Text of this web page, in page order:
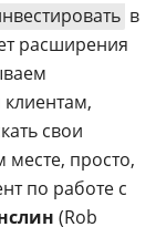
в
расширения
свои
просто,
по работе с
(Rob